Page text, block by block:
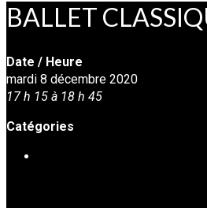
BALLET
Date / Heure
mardi 8 décembre 2020
17 h 15 à 18 h 45
Catégories